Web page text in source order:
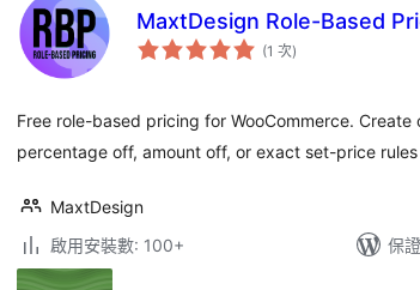
MaxtDesign Role-Based
(1 次評
分)
Free role-based pricing for WooCommerce.
percentage off, amount off, or exact set-price
MaxtDesign
啟用安裝數: 100+
保